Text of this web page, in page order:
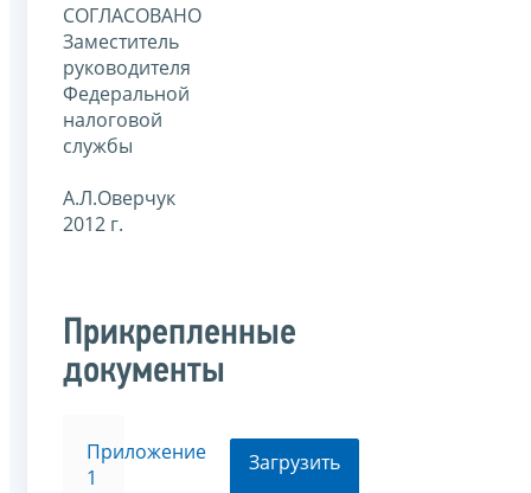
СОГЛАСОВАНО
Заместитель
руководителя
Федеральной
налоговой
службы
А.Л.Оверчук
2012 г.
Прикрепленные
документы
Приложение
1
Загрузить